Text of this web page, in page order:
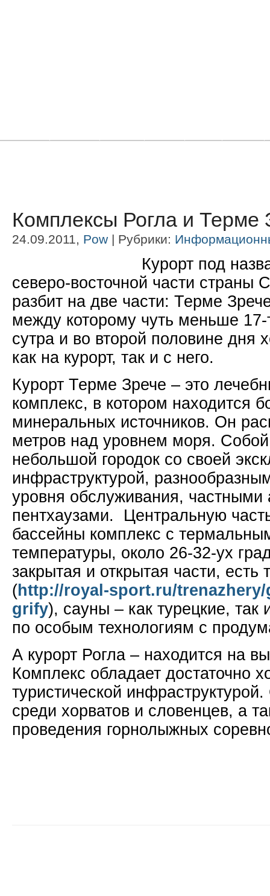
Комплексы Рогла и Терме
24.09.2011, Pow | Рубрики:
Курорт под
северо-восточной части страны
разбит на две части: Терме
между которому чуть меньше
сутра и во второй половине дня
как на курорт, так и с него.
Курорт Терме Зрече – это
комплекс, в котором находится
минеральных источников. Он
метров над уровнем моря. Собой
небольшой городок со своей
инфраструктурой,
уровня обслуживания, частными
пентхаузами. Центральную
бассейны комплекс с
температуры, около 26-32-ух
закрытая и открытая части,
(http://royal-sport.ru/
grify), сауны – как турецкие,
по особым технологиям с
А курорт Рогла – находится на
Комплекс обладает достаточно
туристической
среди хорватов и словенцев, а
проведения горнолыжных